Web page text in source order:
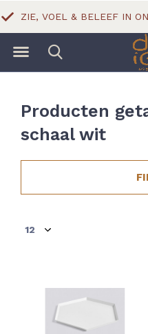
ZIE, VOEL & BELEEF IN ONZE
Producten
schaal wit